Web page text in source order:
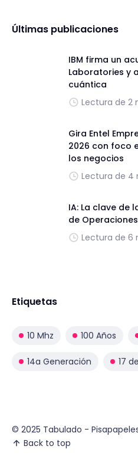
Últimas publicaciones
IBM firma un
Laboratories y
cuántica
Lectura de 2
Gira Entel
2026 con foco
los negocios
Lectura de 4
IA: La clave de
de
Lectura de 6
Etiquetas
10 Mhz 100 Años
14a Generación 17
© 2025 Tabulado -
Back to top